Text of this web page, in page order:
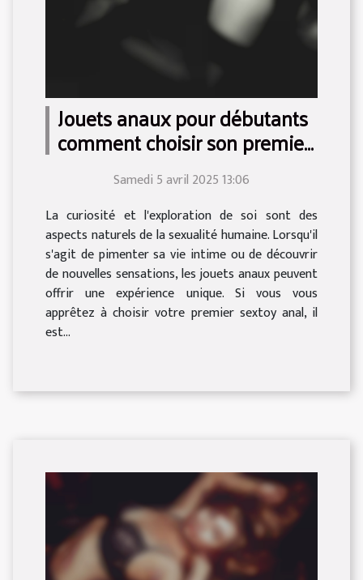
Jouets anaux pour débutants
comment choisir son premier
Samedi 5 avril 2025 13:06
La curiosité et l'exploration de soi sont des
aspects naturels de la sexualité humaine. Lorsqu'il
s'agit de pimenter sa vie intime ou de découvrir
de nouvelles sensations, les jouets anaux peuvent
offrir une expérience unique. Si vous vous
apprêtez à choisir votre premier sextoy anal, il
est...